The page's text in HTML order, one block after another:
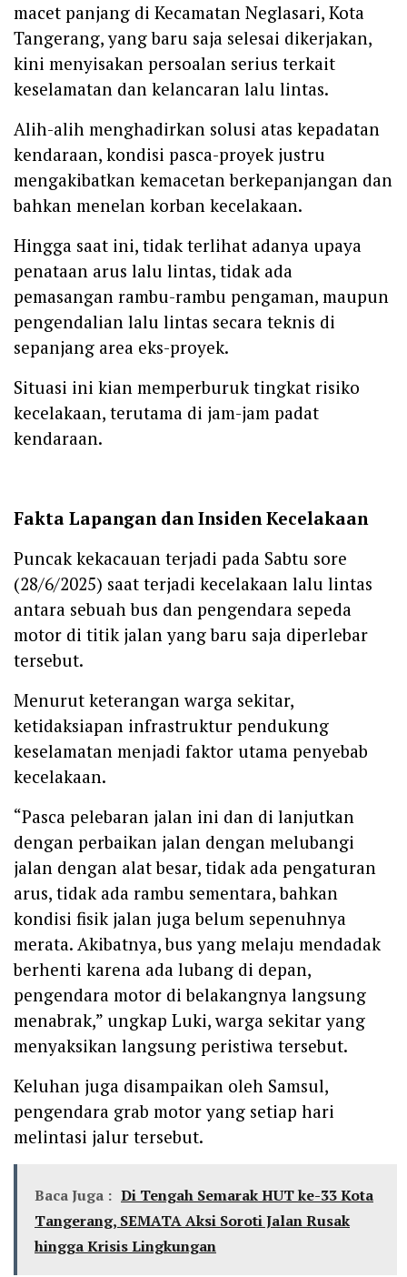
macet panjang di Kecamatan Neglasari, Kota
Tangerang, yang baru saja selesai dikerjakan,
kini menyisakan persoalan serius terkait
keselamatan dan kelancaran lalu lintas.
Alih-alih menghadirkan solusi atas kepadatan
kendaraan, kondisi pasca-proyek justru
mengakibatkan kemacetan berkepanjangan dan
bahkan menelan korban kecelakaan.
Hingga saat ini, tidak terlihat adanya upaya
penataan arus lalu lintas, tidak ada
pemasangan rambu-rambu pengaman, maupun
pengendalian lalu lintas secara teknis di
sepanjang area eks-proyek.
Situasi ini kian memperburuk tingkat risiko
kecelakaan, terutama di jam-jam padat
kendaraan.
Fakta Lapangan dan Insiden Kecelakaan
Puncak kekacauan terjadi pada Sabtu sore
(28/6/2025) saat terjadi kecelakaan lalu lintas
antara sebuah bus dan pengendara sepeda
motor di titik jalan yang baru saja diperlebar
tersebut.
Menurut keterangan warga sekitar,
ketidaksiapan infrastruktur pendukung
keselamatan menjadi faktor utama penyebab
kecelakaan.
“Pasca pelebaran jalan ini dan di lanjutkan
dengan perbaikan jalan dengan melubangi
jalan dengan alat besar, tidak ada pengaturan
arus, tidak ada rambu sementara, bahkan
kondisi fisik jalan juga belum sepenuhnya
merata. Akibatnya, bus yang melaju mendadak
berhenti karena ada lubang di depan,
pengendara motor di belakangnya langsung
menabrak,” ungkap Luki, warga sekitar yang
menyaksikan langsung peristiwa tersebut.
Keluhan juga disampaikan oleh Samsul,
pengendara grab motor yang setiap hari
melintasi jalur tersebut.
Baca Juga : Di Tengah Semarak HUT ke-33 Kota
Tangerang, SEMATA Aksi Soroti Jalan Rusak
hingga Krisis Lingkungan